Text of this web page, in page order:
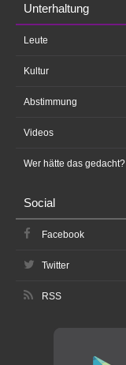
Unterhaltung
Leute
Kultur
Abstimmung
Videos
Wer hätte das gedacht?
Social
Facebook
Twitter
RSS